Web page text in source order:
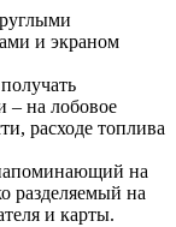
и экраном
– на лобовое
расходе топлива
на
разделяемый на
и карты.